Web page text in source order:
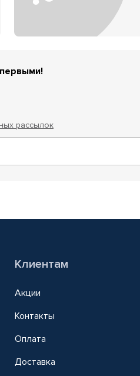
рассылок
Клиентам
Акции
Контакты
Оплата
Доставка